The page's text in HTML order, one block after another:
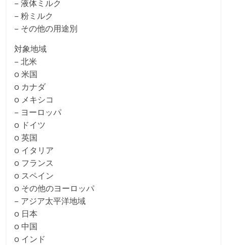
– 液体ミルク
– 粉ミルク
– その他の用途別
対象地域
– 北米
o 米国
o カナダ
o メキシコ
– ヨーロッパ
o ドイツ
o 英国
o イタリア
o フランス
o スペイン
o その他のヨーロッパ
– アジア太平洋地域
o 日本
o 中国
o インド